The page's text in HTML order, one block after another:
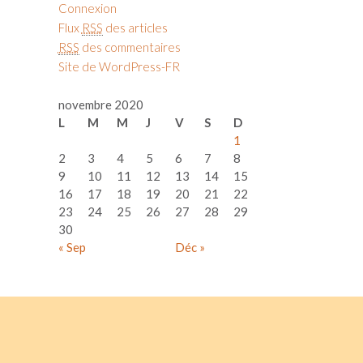
Connexion
Flux RSS des articles
RSS des commentaires
Site de WordPress-FR
novembre 2020
L
M M J V S D
« Sep Déc »
1
2
3 4 5 6 7
8
9
10 11 12 13 14
15
16
17 18 19 20 21
22
23
24 25 26 27 28
29
30